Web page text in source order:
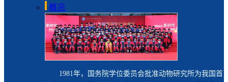
概况
1981年，国务院学位委员会批准动物研究所为我国首